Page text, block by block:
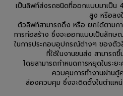
เป็นลิฟท์ส่งรถชนิดที่ออกแบบมาเป็น
สูง หรือลง
ตัวลิฟท์สามารถดึง หรือ ยกได้ตามก
การก่อสร้าง ซึ่งจะออกแบบเป็นลักษ
ในการประกอบอุปกรณ์ต่างๆ ของตั
ที่ใช้ในงานขนส่ง สามารถ
โดยสามารถกำหนดการหยุดในระ
ควบคุมการทำงานผ่านตู้
ล่องควบคุม ซึ่งจะติดตั้งในตำแห